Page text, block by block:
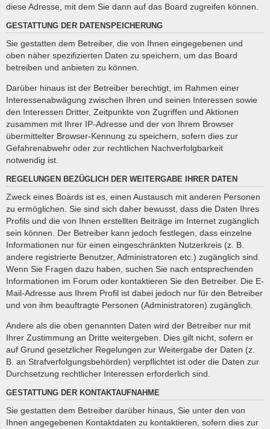
diese Adresse, mit dem Sie dann auf das Board zugreifen können.
GESTATTUNG DER DATENSPEICHERUNG
Sie gestatten dem Betreiber, die von Ihnen eingegebenen und
oben näher spezifizierten Daten zu speichern, um das Board
betreiben und anbieten zu können.
Darüber hinaus ist der Betreiber berechtigt, im Rahmen einer
Interessenabwägung zwischen Ihren und seinen Interessen sowie
den Interessen Dritter, Zeitpunkte von Zugriffen und Aktionen
zusammen mit Ihrer IP-Adresse und der von Ihrem Browser
übermittelter Browser-Kennung zu speichern, sofern dies zur
Gefahrenabwehr oder zur rechtlichen Nachverfolgbarkeit
notwendig ist.
REGELUNGEN BEZÜGLICH DER WEITERGABE IHRER DATEN
Zweck eines Boards ist es, einen Austausch mit anderen Personen
zu ermöglichen. Sie sind sich daher bewusst, dass die Daten Ihres
Profils und die von Ihnen erstellten Beiträge im Internet zugänglich
sein können. Der Betreiber kann jedoch festlegen, dass einzelne
Informationen nur für einen eingeschränkten Nutzerkreis (z. B.
andere registrierte Benutzer, Administratoren etc.) zugänglich sind.
Wenn Sie Fragen dazu haben, suchen Sie nach entsprechenden
Informationen im Forum oder kontaktieren Sie den Betreiber. Die E-
Mail-Adresse aus Ihrem Profil ist dabei jedoch nur für den Betreiber
und von ihm beauftragte Personen (Administratoren) zugänglich.
Andere als die oben genannten Daten wird der Betreiber nur mit
Ihrer Zustimmung an Dritte weitergeben. Dies gilt nicht, sofern er
auf Grund gesetzlicher Regelungen zur Weitergabe der Daten (z.
B. an Strafverfolgungsbehörden) verpflichtet ist oder die Daten zur
Durchsetzung rechtlicher Interessen erforderlich sind.
GESTATTUNG DER KONTAKTAUFNAHME
Sie gestatten dem Betreiber darüber hinaus, Sie unter den von
Ihnen angegebenen Kontaktdaten zu kontaktieren, sofern dies zur